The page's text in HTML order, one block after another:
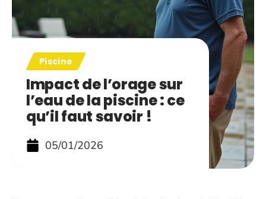
Piscine
Impact de l’orage sur
l’eau de la piscine : ce
qu’il faut savoir !
05/01/2026